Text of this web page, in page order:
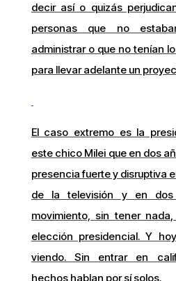
decir así o quizás
personas que no
administrar o que no tenían
para llevar adelante un
El caso extremo es la
este chico Milei que en dos
presencia fuerte y disruptiva
de la televisión y en
movimiento, sin tener
elección presidencial. Y
viendo. Sin entrar en
hechos hablan por sí solos.